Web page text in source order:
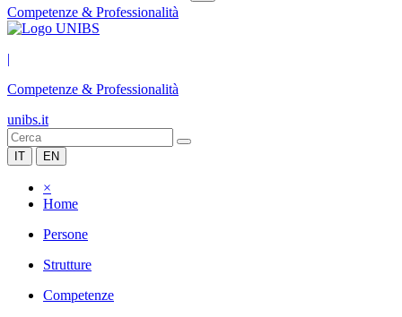
Competenze & Professionalità
|
Competenze & Professionalità
unibs.it
IT EN
×
Home
Persone
Strutture
Competenze